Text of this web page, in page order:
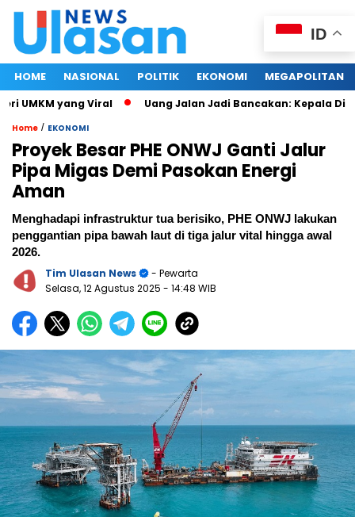
HOME NASIONAL POLITIK EKONOMI MEGAPOLITAN
yang Viral Uang Jalan Jadi Bancakan: Kepala Dinas
Home / EKONOMI
Proyek Besar PHE ONWJ Ganti Jalur
Pipa Migas Demi Pasokan Energi
Aman
Menghadapi infrastruktur tua berisiko, PHE ONWJ lakukan
penggantian pipa bawah laut di tiga jalur vital hingga awal
2026.
Tim Ulasan News
- Pewarta
Selasa, 12 Agustus 2025 - 14:48 WIB
ID